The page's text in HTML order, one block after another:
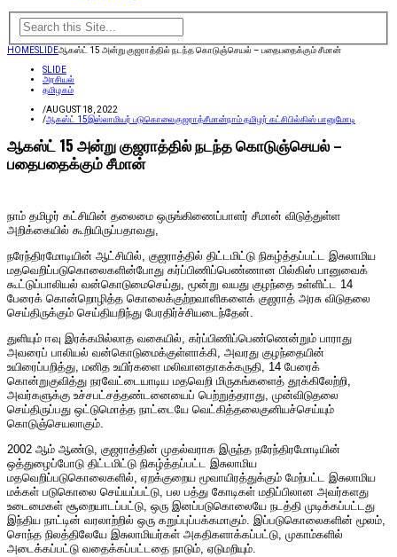
HOMESLIDEஆகஸ்ட் 15 அன்று குஜராத்தில் நடந்த கொடுஞ்செயல் – பதைபதைக்கும் சீமான்
SLIDE
அரசியல்
தமிழகம்
/AUGUST 18, 2022
/ஆகஸ்ட் 15இஸ்லாமியர் படுகொலைகுஜராத்சீமான்நாம் தமிழர் கட்சிபில்கிஸ் பானுமோடி
ஆகஸ்ட் 15 அன்று குஜராத்தில் நடந்த கொடுஞ்செயல் –
பதைபதைக்கும் சீமான்
நாம் தமிழர் கட்சியின் தலைமை ஒருங்கிணைப்பாளர் சீமான் விடுத்துள்ள
அறிக்கையில் கூறியிருப்பதாவது,
நரேந்திரமோடியின் ஆட்சியில், குஜராத்தில் திட்டமிட்டு நிகழ்த்தப்பட்ட இசுலாமிய
மதவெறிப்படுகொலைகளின்போது கர்ப்பிணிப்பெண்ணான பில்கிஸ் பானுவைக்
கூட்டுப்பாலியல் வன்கொடுமைசெய்து, மூன்று வயது குழந்தை உள்ளிட்ட 14
பேரைக் கொன்றொழித்த கொலைக்குற்றவாளிகளைக் குஜராத் அரசு விடுதலை
செய்திருக்கும் செய்தியறிந்து பேரதிர்ச்சியடைந்தேன்.
துளியும் ஈவு இரக்கமில்லாத வகையில், கர்ப்பிணிப்பெண்ணென்றும் பாராது
அவரைப் பாலியல் வன்கொடுமைக்குள்ளாக்கி, அவரது குழந்தையின்
உயிரைப்பறித்து, மனித உயிர்களை மலிவானதாகக்கருதி, 14 பேரைக்
கொன்றுகுவித்து நரவேட்டையாடிய மதவெறி மிருகங்களைத் தூக்கிலேற்றி,
அவர்களுக்கு உச்சபட்சத்தண்டனையைப் பெற்றுத்தராது, முன்விடுதலை
செய்திருப்பது ஒட்டுமொத்த நாட்டையே வெட்கித்தலைகுனியச்செய்யும்
கொடுஞ்செயலாகும்.
2002 ஆம் ஆண்டு, குஜராத்தின் முதல்வராக இருந்த நரேந்திரமோடியின்
ஒத்துழைப்போடு திட்டமிட்டு நிகழ்த்தப்பட்ட இசுலாமிய
மதவெறிப்படுகொலைகளில், ஏறக்குறைய மூவாயிரத்துக்கும் மேற்பட்ட இசுலாமிய
மக்கள் படுகொலை செய்யப்பட்டு, பல பத்து கோடிகள் மதிப்பிலான அவர்களது
உடைமைகள் சூறையாடப்பட்டு, ஒரு இனப்படுகொலையே நடத்தி முடிக்கப்பட்டது
இந்திய நாட்டின் வரலாற்றில் ஒரு கறுப்புப்பக்கமாகும். இப்படுகொலைகளின் மூலம்,
சொந்த நிலத்திலேயே இசுலாமியர்கள் அகதிகளாக்கப்பட்டு, முகாம்களில்
அடைக்கப்பட்டு வதைக்கப்பட்டதை நாடும், ஏடுமறியும்.